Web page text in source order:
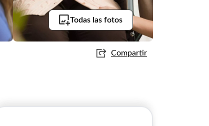
Compartir
Todas las fotos